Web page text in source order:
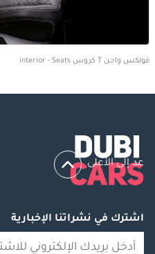
فولكس واجن T كروس interior - Seats
عد إلى الأعلى
اشترك في نشراتنا الإخبارية